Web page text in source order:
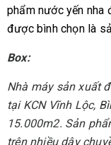
phẩm nước yến nha
được bình chọn là
Box:
Nhà máy sản xuất
tại KCN Vĩnh Lộc,
15.000m2. Sản
trên nhiều dây